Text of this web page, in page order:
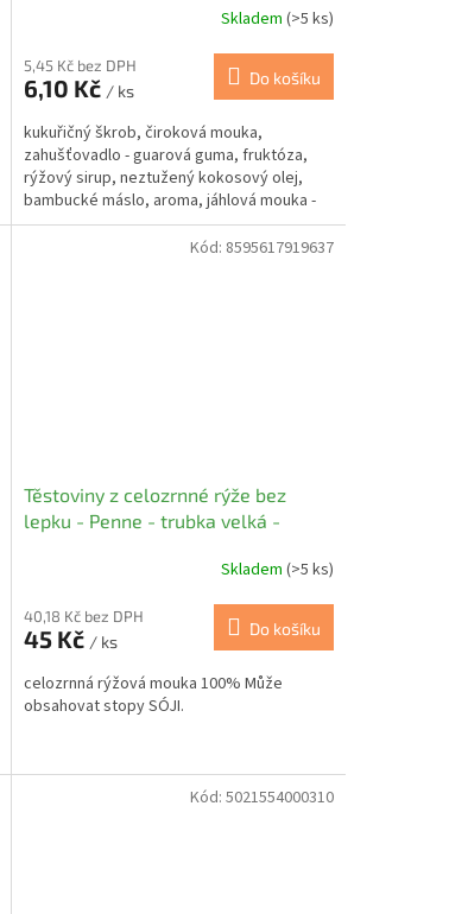
Skladem (>5 ks)
5,45 Kč bez DPH
6,10 Kč / ks
Do košíku
kukuřičný škrob, čiroková mouka,
zahušťovadlo - guarová guma, fruktóza,
rýžový sirup, neztužený kokosový olej,
bambucké máslo, aroma, jáhlová mouka -
10%, rýžová mouka,...
Těstoviny z celozrnné rýže bez
lepku - Penne - trubka velká -
Skladem (>5 ks)
40,18 Kč bez DPH
45 Kč / ks
Do košíku
celozrnná rýžová mouka 100% Může
obsahovat stopy SÓJI.
Kód: 8595617919637
Kód: 5021554000310